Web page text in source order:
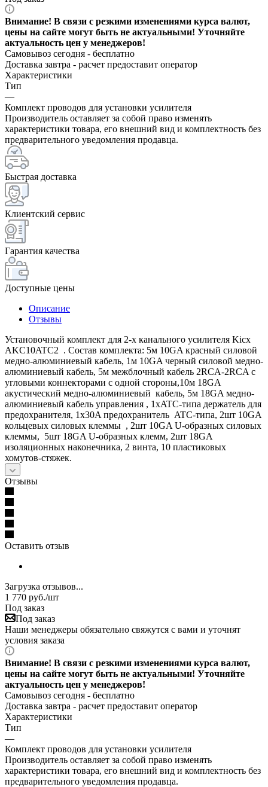
Внимание! В связи с резкими изменениями курса валют,
цены на сайте могут быть не актуальными! Уточняйте
актуальность цен у менеджеров!
Самовывоз сегодня - бесплатно
Доставка завтра - расчет предоставит оператор
Характеристики
Тип
—
Комплект проводов для установки усилителя
Производитель оставляет за собой право изменять
характеристики товара, его внешний вид и комплектность без
предварительного уведомления продавца.
Быстрая доставка
Клиентский сервис
Гарантия качества
Доступные цены
Описание
Отзывы
Установочный комплект для 2-х канального усилителя Kicx
AKC10ATC2 . Состав комплекта: 5м 10GA красный силовой
медно-алюминиевый кабель, 1м 10GA черный силовой медно-
алюминиевый кабель, 5м межблочный кабель 2RCA-2RCA c
угловыми коннекторами с одной стороны,10м 18GA
акустический медно-алюминиевый кабель, 5м 18GA медно-
алюминиевый кабель управления , 1хATC-типа держатель для
предохранителя, 1х30A предохранитель ATC-типа, 2шт 10GA
кольцевых силовых клеммы , 2шт 10GA U-образных силовых
клеммы, 5шт 18GA U-образных клемм, 2шт 18GA
изоляционных наконечника, 2 винта, 10 пластиковых
хомутов-стяжек.
Отзывы
Оставить отзыв
Загрузка отзывов...
1 770 руб./шт
Под заказ
Под заказ
Наши менеджеры обязательно свяжутся с вами и уточнят
условия заказа
Внимание! В связи с резкими изменениями курса валют,
цены на сайте могут быть не актуальными! Уточняйте
актуальность цен у менеджеров!
Самовывоз сегодня - бесплатно
Доставка завтра - расчет предоставит оператор
Характеристики
Тип
—
Комплект проводов для установки усилителя
Производитель оставляет за собой право изменять
характеристики товара, его внешний вид и комплектность без
предварительного уведомления продавца.